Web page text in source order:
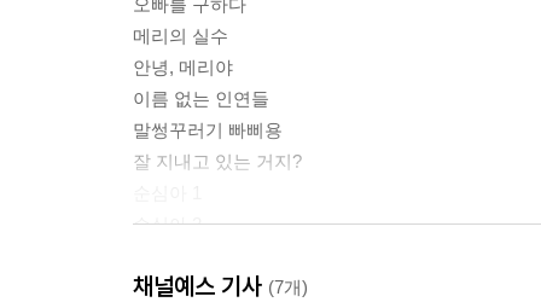
오빠를 구하다
메리의 실수
안녕, 메리야
이름 없는 인연들
말썽꾸러기 빠삐용
잘 지내고 있는 거지?
순심아 2
순이의 적응기
채널예스 기사 (7개)